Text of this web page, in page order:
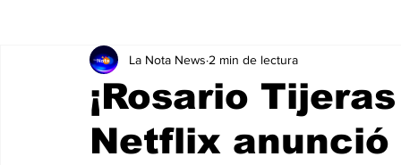
Trump Regresa a La Casa Blanca Opinión
Entretenimiento MedioAmbiente
¡Rosario
Netflix
La Nota News 2 min de lectura